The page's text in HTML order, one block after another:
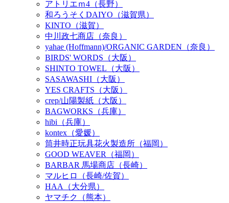
アトリエｍ4（長野）
和ろうそくDAIYO（滋賀県）
KINTO（滋賀）
中川政七商店（奈良）
yahae (Hoffmann)/ORGANIC GARDEN（奈良）
BIRDS' WORDS（大阪）
SHINTO TOWEL（大阪）
SASAWASHI（大阪）
YES CRAFTS（大阪）
crep/山陽製紙（大阪）
BAGWORKS（兵庫）
hibi（兵庫）
kontex（愛媛）
筒井時正玩具花火製造所（福岡）
GOOD WEAVER（福岡）
BARBAR 馬場商店（長崎）
マルヒロ（長崎/佐賀）
HAA（大分県）
ヤマチク（熊本）